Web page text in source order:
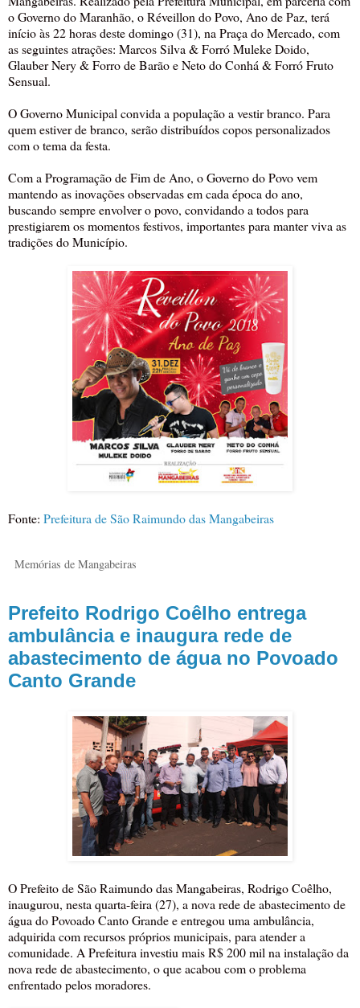
o Governo do Maranhão, o Réveillon do Povo, Ano de Paz, terá
início às 22 horas deste domingo (31), na Praça do Mercado, com
as seguintes atrações: Marcos Silva & Forró Muleke Doido,
Glauber Nery & Forro de Barão e Neto do Conhá & Forró Fruto
Sensual.
O Governo Municipal convida a população a vestir branco. Para
quem estiver de branco, serão distribuídos copos personalizados
com o tema da festa.
Com a Programação de Fim de Ano, o Governo do Povo vem
mantendo as inovações observadas em cada época do ano,
buscando sempre envolver o povo, convidando a todos para
prestigiarem os momentos festivos, importantes para manter viva as
tradições do Município.
Fonte: Prefeitura de São Raimundo das Mangabeiras
Memórias de Mangabeiras
Prefeito Rodrigo Coêlho entrega
ambulância e inaugura rede de
abastecimento de água no Povoado
Canto Grande
O Prefeito de São Raimundo das Mangabeiras, Rodrigo Coêlho,
inaugurou, nesta quarta-feira (27), a nova rede de abastecimento de
água do Povoado Canto Grande e entregou uma ambulância,
adquirida com recursos próprios municipais, para atender a
comunidade. A Prefeitura investiu mais R$ 200 mil na instalação da
nova rede de abastecimento, o que acabou com o problema
enfrentado pelos moradores.